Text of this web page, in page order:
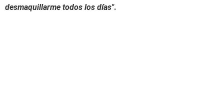
desmaquillarme todos los días".